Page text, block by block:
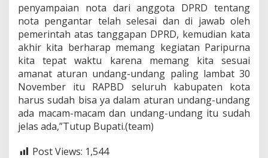
p
a
t
p
a
r
i
p
u
n
D
penyampaian nota dari anggota DPRD tentang
nota pengantar telah selesai dan di jawab oleh
pemerintah atas tanggapan DPRD, kemudian kata
akhir kita berharap memang kegiatan Paripurna
kita tepat waktu karena memang kita sesuai
amanat aturan undang-undang paling lambat 30
November itu RAPBD seluruh kabupaten kota
harus sudah bisa ya dalam aturan undang-undang
ada macam-macam dan undang-undang itu sudah
jelas ada,”Tutup Bupati.(team)
Post Views: 1,544